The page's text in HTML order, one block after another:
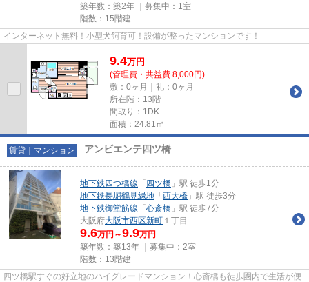
築年数：築2年 ｜募集中： 1室
階数：15階建
インターネット無料！小型犬飼育可！設備が整ったマンションです！
9.4万円
(管理費・共益費 8,000円)
敷：0ヶ月｜礼：0ヶ月
所在階：13階
間取り：1DK
面積：24.81㎡
賃貸｜マンション アンビエンテ四ツ橋
地下鉄四つ橋線 「 四ツ橋 」駅 徒歩1分
地下鉄長堀鶴見緑地 「 西大橋 」駅 徒歩3分
地下鉄御堂筋線 「 心斎橋 」駅 徒歩7分
大阪府大阪市西区新町 １丁目
9.6万円～9.9万円
築年数：築13年 ｜募集中： 2室
階数：13階建
四ツ橋駅すぐの好立地のハイグレードマンション！心斎橋も徒歩圏内で生活が便